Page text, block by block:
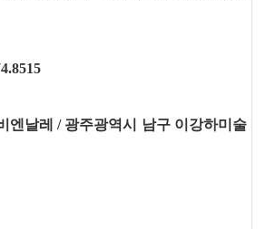
엔날레 / 광주광역시 남구 이강하미술